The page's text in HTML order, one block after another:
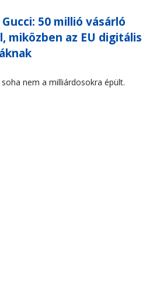
50 millió vásárló
miközben az EU digitális
nem a milliárdosokra épült.